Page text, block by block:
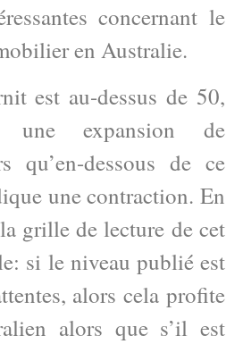
concernant le
en Australie.
est au-dessus de 50,
une expansion de
qu’en-dessous de ce
une contraction. En
grille de lecture de cet
si le niveau publié est
alors cela profite
alors que s’il est